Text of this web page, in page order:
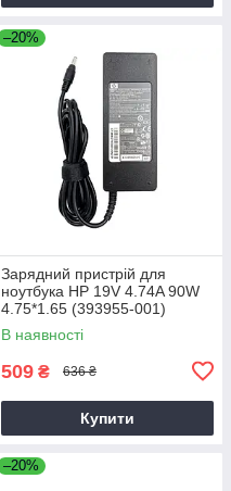
–20%
Зарядний пристрій для
ноутбука HP 19V 4.74A 90W
4.75*1.65 (393955-001)
В наявності
509 ₴ 636 ₴
Купити
–20%